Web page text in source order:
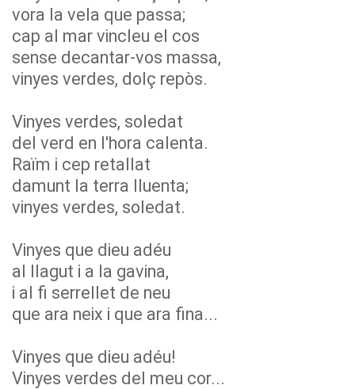
vora la vela que passa;
cap al mar vincleu el cos
sense decantar-vos massa,
vinyes verdes, dolç repòs.
Vinyes verdes, soledat
del verd en l'hora calenta.
Raïm i cep retallat
damunt la terra lluenta;
vinyes verdes, soledat.
Vinyes que dieu adéu
al llagut i a la gavina,
i al fi serrellet de neu
que ara neix i que ara fina...
Vinyes que dieu adéu!
Vinyes verdes del meu cor...